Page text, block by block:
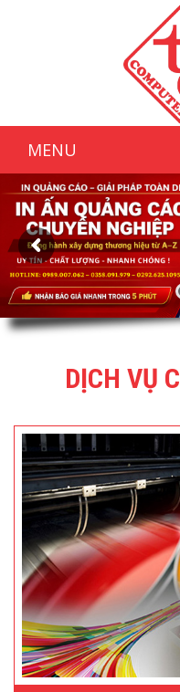
MENU
DỊCH VỤ